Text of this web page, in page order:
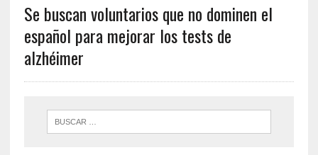
Se buscan voluntarios que no dominen el
español para mejorar los tests de
alzhéimer